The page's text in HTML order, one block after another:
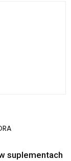
suplementach